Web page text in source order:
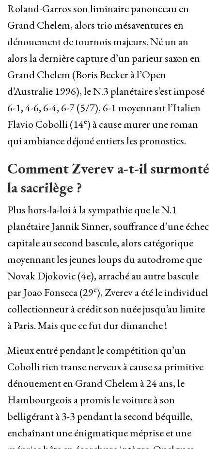
Roland-Garros son liminaire panonceau en
Grand Chelem, alors trio mésaventures en
dénouement de tournois majeurs. Né un an
alors la dernière capture d’un parieur saxon en
Grand Chelem (Boris Becker à l’Open
d’Australie 1996), le N.3 planétaire s’est imposé
6-1, 4-6, 6-4, 6-7 (5/7), 6-1 moyennant l’Italien
Flavio Cobolli (14e) à cause murer une roman
qui ambiance déjoué entiers les pronostics.
Comment Zverev a-t-il surmonté
la sacrilège ?
Plus hors-la-loi à la sympathie que le N.1
planétaire Jannik Sinner, souffrance d’une échec
capitale au second bascule, alors catégorique
moyennant les jeunes loups du autodrome que
Novak Djokovic (4e), arraché au autre bascule
par Joao Fonseca (29e), Zverev a été le individuel
collectionneur à crédit son nuée jusqu’au limite
à Paris. Mais que ce fut dur dimanche !
Mieux entré pendant le compétition qu’un
Cobolli rien transe nerveux à cause sa primitive
dénouement en Grand Chelem à 24 ans, le
Hambourgeois a promis le voiture à son
belligérant à 3-3 pendant la second béquille,
enchaînant une énigmatique méprise et une